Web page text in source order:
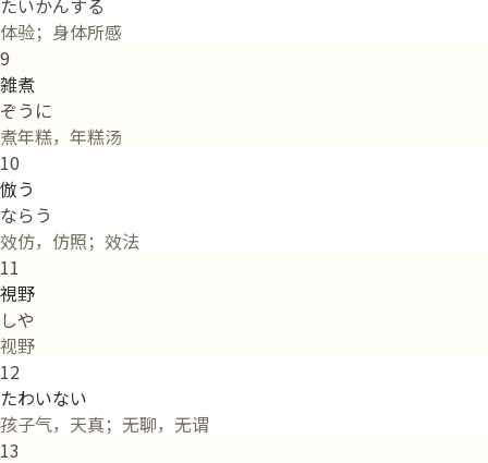
たいかんする
体验；身体所感
9
雑煮
ぞうに
煮年糕，年糕汤
10
倣う
ならう
效仿，仿照；效法
11
視野
しや
视野
12
たわいない
孩子气，天真；无聊，无谓
13